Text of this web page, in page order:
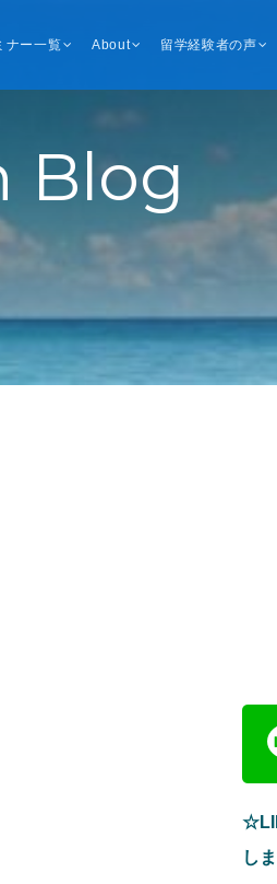
ナー一覧 About 留学経験者の声
Blog
し